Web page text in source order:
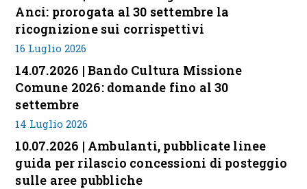
Anci: prorogata al 30 settembre la
ricognizione sui corrispettivi
16 Luglio 2026
14.07.2026 | Bando Cultura Missione
Comune 2026: domande fino al 30
settembre
14 Luglio 2026
10.07.2026 | Ambulanti, pubblicate linee
guida per rilascio concessioni di posteggio
sulle aree pubbliche